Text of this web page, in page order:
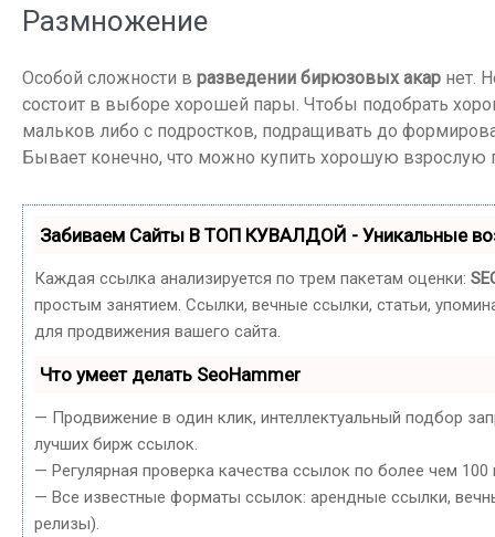
Размножение
Особой сложности в разведении бирюзовых акар нет.
состоит в выборе хорошей пары. Чтобы подобрать
мальков либо с подростков, подращивать до
Бывает конечно, что можно купить хорошую взрослую
Забиваем Сайты В ТОП КУВАЛДОЙ - Уникальные
Каждая ссылка анализируется по трем пакетам оценки:
простым занятием. Ссылки, вечные ссылки, статьи,
для продвижения вашего сайта.
Что умеет делать SeoHammer
— Продвижение в один клик, интеллектуальный подбор
лучших бирж ссылок.
— Регулярная проверка качества ссылок по более чем
— Все известные форматы ссылок: арендные ссылки,
релизы).